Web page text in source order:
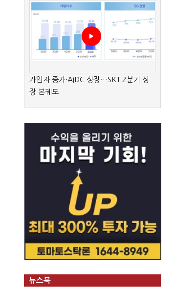
가입자 증가·AIDC 성장…SKT 2분기 성
장 본궤도
뉴스북